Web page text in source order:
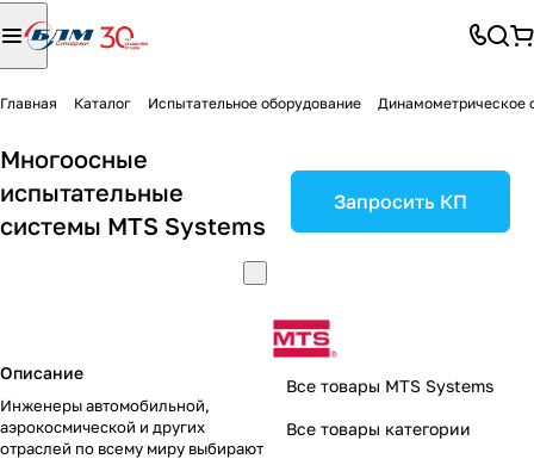
Главная Каталог Испытательное оборудование Динамометрическое
Многоосные
испытательные
системы MTS Systems
Описание
Инженеры автомобильной,
аэрокосмической и других
отраслей по всему миру выбирают
Запросить КП
Все товары MTS Systems
Все товары категории